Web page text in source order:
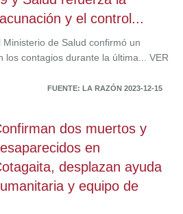
y el control...
Ministerio de Salud confirmó un
los contagios durante la última... VER
FUENTE: LA RAZÓN 2023-12-15
dos muertos y
en
desplazan ayuda
y equipo de